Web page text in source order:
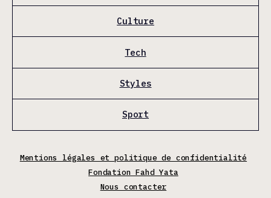
Culture
Tech
Styles
Sport
Mentions légales et politique de confidentialité
Fondation Fahd Yata
Nous contacter